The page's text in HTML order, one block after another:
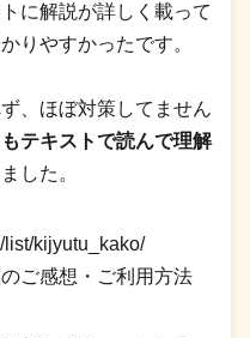
に解説が詳しく載って
りやすかったです。
、ほぼ対策してません
テキストで読んで理解
した。
list/kijyutu_kako/
ご感想・ご利用方法